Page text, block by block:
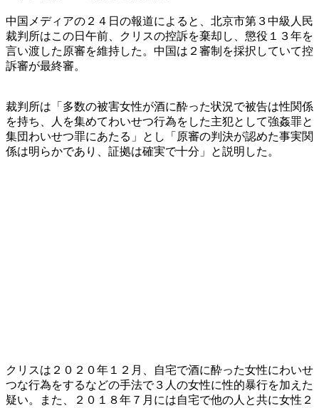
中国メディアの２４日の報道によると、北京市第３中級人民
裁判所はこの日午前、クリスの控訴を棄却し、懲役１３年を
言い渡した原審を維持した。中国は２審制を採択していて控
訴審が最終審。
裁判所は「多数の被害女性が酒に酔った状況で被告は性関係
を持ち、人を集めてわいせつ行為をした主犯として強姦罪と
集団わいせつ罪にあたる」とし「原審の判決が認めた事実関
係は明らかであり、証拠は確実で十分」と説明した。
クリスは２０２０年１２月、自宅で酒に酔った女性にわいせ
つな行為をするなどの手法で３人の女性に性的暴行を加えた
疑い。また、２０１８年７月には自宅で他の人と共に女性２